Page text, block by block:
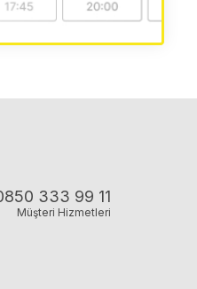
333 99 11
Müşteri Hizmetleri